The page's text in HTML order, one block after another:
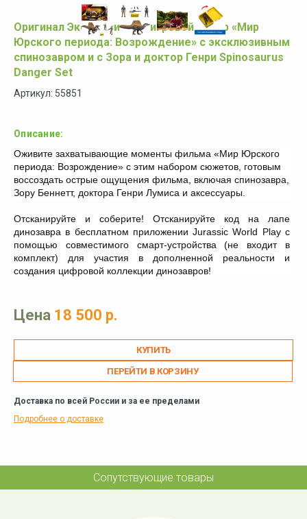
Оригинал Эксклюзивный игровой набор «Мир
Юрского периода: Возрождение» с эксклюзивным
спинозавром и с Зора и доктор Генри Spinosaurus
Danger Set
Артикул: 55851
Описание:
Оживите захватывающие моменты фильма «Мир Юрского
периода: Возрождение» с этим набором сюжетов, готовым
воссоздать острые ощущения фильма, включая спинозавра,
Зору Беннетт, доктора Генри Лумиса и аксессуары.
Отсканируйте и соберите! Отсканируйте код на лапе
динозавра в бесплатном приложении Jurassic World Play с
помощью совместимого смарт-устройства (не входит в
комплект) для участия в дополненной реальности и
создания цифровой коллекции динозавров!
Цена 18 500 р.
ПЕРЕЙТИ В КОРЗИНУ
Доставка по всей России и за ее пределами
Подробнее о доставке
Сопутствующие товары